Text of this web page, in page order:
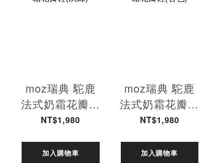
moz瑞典 駝鹿
法式奶霜花瓣鞋
(灰綠)
NT$1,980
加入購物車
moz瑞典 駝鹿
法式奶霜花瓣鞋
(杏色)
NT$1,980
加入購物車